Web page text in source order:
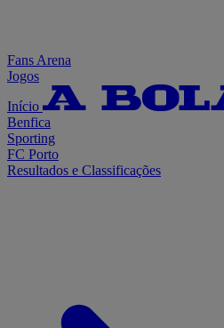
Fans Arena
Jogos
Início
Benfica
Sporting
FC Porto
Resultados e Classificações